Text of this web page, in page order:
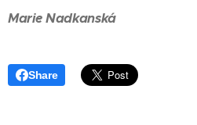
Marie Nadkanská
Share